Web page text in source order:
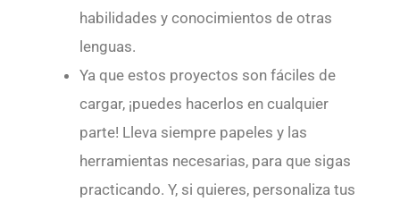
habilidades y conocimientos de otras
lenguas.
Ya que estos proyectos son fáciles de
cargar, ¡puedes hacerlos en cualquier
parte! Lleva siempre papeles y las
herramientas necesarias, para que sigas
practicando. Y, si quieres, personaliza tus